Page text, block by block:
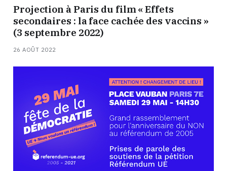
Projection à Paris du film « Effets
secondaires : la face cachée des vaccins »
(3 septembre 2022)
26 AOÛT 2022